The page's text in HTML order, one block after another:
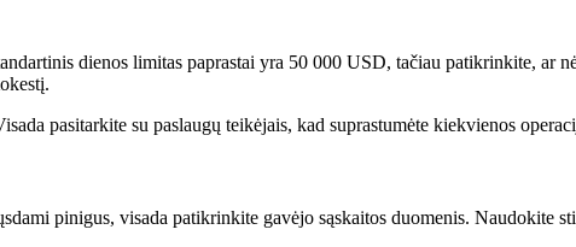
dienos limitas paprastai yra 50 000 USD, tačiau patikrinkite,
pasitarkite su paslaugų teikėjais, kad suprastumėte kiekvienos
pinigus, visada patikrinkite gavėjo sąskaitos duomenis. Naudokite